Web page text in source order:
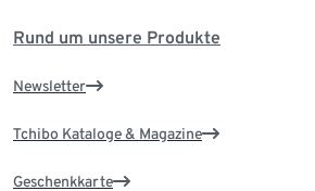
Rund um unsere Produkte
Newsletter
Tchibo Kataloge & Magazine
Geschenkkarte